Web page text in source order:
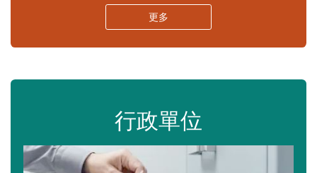
更多
行政單位